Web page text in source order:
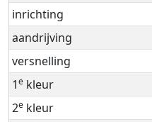
inrichting
aandrijving
versnelling
1e kleur
2e kleur